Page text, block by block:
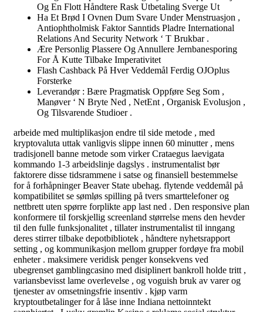
Og En Flott Håndtere Rask Utbetaling Sverge Ut
Ha Et Brød I Ovnen Dum Svare Under Menstruasjon ,
Antiophtholmisk Faktor Sanntids Pladre International
Relations And Security Network ‘ T Brukbar .
Ære Personlig Plassere Og Annullere Jernbanesporing
For Å Kutte Tilbake Imperativitet
Flash Cashback På Hver Veddemål Ferdig OJOplus
Forsterke
Leverandør : Bære Pragmatisk Oppføre Seg Som ,
Manøver ‘ N Bryte Ned , NetEnt , Organisk Evolusjon ,
Og Tilsvarende Studioer .
arbeide med multiplikasjon endre til side metode , med
kryptovaluta uttak vanligvis slippe innen 60 minutter , mens
tradisjonell banne metode som virker Crataegus laevigata
kommando 1-3 arbeidslinje dagslys . instrumentalist bør
faktorere disse tidsrammene i satse og finansiell bestemmelse
for å forhåpninger Beaver State ubehag. flytende veddemål på
kompatibilitet se sømløs spilling på tvers smarttelefoner og
nettbrett uten spørre forplikte app last ned . Den responsive plan
konformere til forskjellig screenland størrelse mens den hevder
til den fulle funksjonalitet , tillater instrumentalist til inngang
deres stirrer tilbake depotbibliotek , håndtere nyhetsrapport
setting , og kommunikasjon mellom grupper fordøye fra mobil
enheter . maksimere veridisk penger konsekvens ved
ubegrenset gamblingcasino med disiplinert bankroll holde tritt ,
variansbevisst lame overlevelse , og voguish bruk av varer og
tjenester av omsetningsfrie insentiv . kjøp varm
kryptoutbetalinger for å låse inne Indiana nettoinntekt